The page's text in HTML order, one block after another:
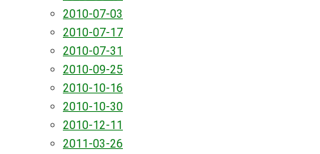
2010-07-03
2010-07-17
2010-07-31
2010-09-25
2010-10-16
2010-10-30
2010-12-11
2011-03-26